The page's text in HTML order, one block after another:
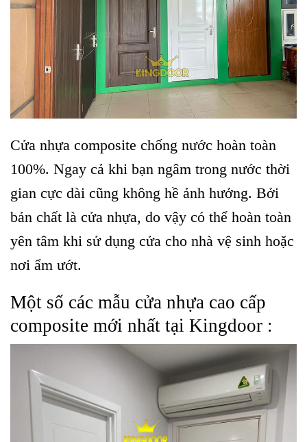
Cửa nhựa composite chống nước hoàn toàn
100%. Ngay cả khi bạn ngâm trong nước thời
gian cực dài cũng không hề ảnh hưởng. Bởi
bản chất là cửa nhựa, do vậy có thể hoàn toàn
yên tâm khi sử dụng cửa cho nhà vệ sinh hoặc
nơi ẩm ướt.
Một số các mẫu cửa nhựa cao cấp
composite mới nhất tại Kingdoor :